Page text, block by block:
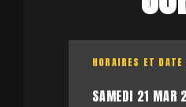
HORAIRES ET
SAMEDI 21 MAR